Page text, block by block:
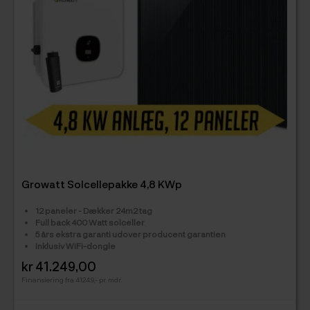
Growatt Solcellepakke 4,8 KWp
12 paneler - Dækker 24m2 tag
Full back 400 Watt solceller
5 års ekstra garanti udover producent garantien
Inklusiv WiFi-dongle
Pris
kr 41.249,00
Finansiering fra 4124.9,- pr. mdr.